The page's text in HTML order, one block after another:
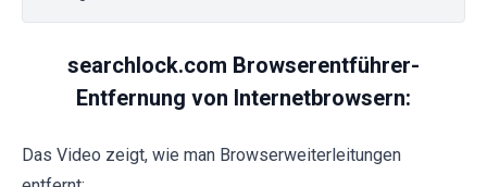
searchlock.com Browserentführer-
Entfernung von Internetbrowsern:
Das Video zeigt, wie man Browserweiterleitungen